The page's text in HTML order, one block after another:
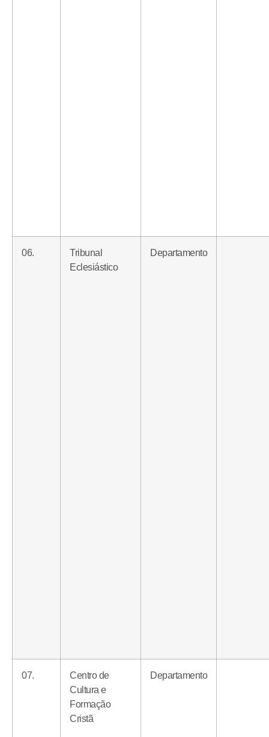
06.
Tribunal
Eclesiástico
Departamento
07.
Centro de
Cultura e
Formação
Cristã
Departamento